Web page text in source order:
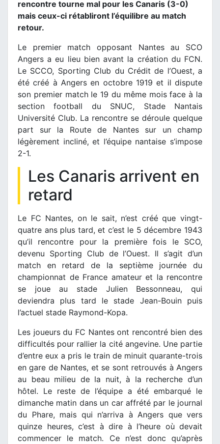
rencontre tourne mal pour les Canaris (3-0)
mais ceux-ci rétabliront l’équilibre au match
retour.
Le premier match opposant Nantes au SCO
Angers a eu lieu bien avant la création du FCN.
Le SCCO, Sporting Club du Crédit de l’Ouest, a
été créé à Angers en octobre 1919 et il dispute
son premier match le 19 du même mois face à la
section football du SNUC, Stade Nantais
Université Club. La rencontre se déroule quelque
part sur la Route de Nantes sur un champ
légèrement incliné, et l’équipe nantaise s’impose
2-1.
Les Canaris arrivent en
retard
Le FC Nantes, on le sait, n’est créé que vingt-
quatre ans plus tard, et c’est le 5 décembre 1943
qu’il rencontre pour la première fois le SCO,
devenu Sporting Club de l’Ouest. Il s’agit d’un
match en retard de la septième journée du
championnat de France amateur et la rencontre
se joue au stade Julien Bessonneau, qui
deviendra plus tard le stade Jean-Bouin puis
l’actuel stade Raymond-Kopa.
Les joueurs du FC Nantes ont rencontré bien des
difficultés pour rallier la cité angevine. Une partie
d’entre eux a pris le train de minuit quarante-trois
en gare de Nantes, et se sont retrouvés à Angers
au beau milieu de la nuit, à la recherche d’un
hôtel. Le reste de l’équipe a été embarqué le
dimanche matin dans un car affrété par le journal
du Phare, mais qui n’arriva à Angers que vers
quinze heures, c’est à dire à l’heure où devait
commencer le match. Ce n’est donc qu’après